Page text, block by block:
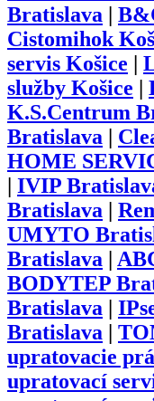
Bratislava
Cistomihok
servis Košice
služby Košice
K.S.Centrum
Bratislava
HOME
IVIP
Bratislava
UMYTO
Bratislava
BODYTEP
Bratislava
Bratislava
upratovacie
upratovací